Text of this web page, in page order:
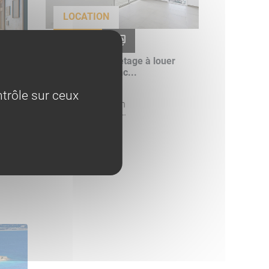
LOCATION
F2 neuf 4ème étage à louer
secteur résidenc...
Découvrir ce bien
sur ceux